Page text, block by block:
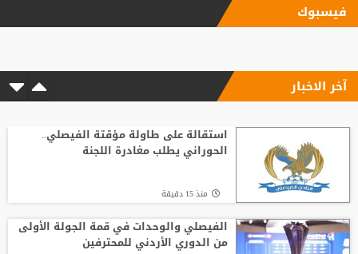
"اليويفا" يؤكد دفع مستحقات نهاية الخدمة
على أزمة ألفاريز
الاتحاد يواصل صدارة الدوري النسوي تحت 14
فيسبوك
آخر الاخبار
استقالة على طاولة مؤقتة الفيصلي..
الحوراني يطلب مغادرة اللجنة
منذ 15 دقيقة
الفيصلي والوحدات في قمة الجولة الأولى
من الدوري الأردني للمحترفين